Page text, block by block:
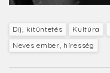
Díj, kitüntetés Kultúra
Neves ember, híresség